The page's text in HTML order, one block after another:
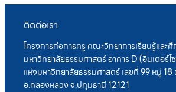
ติดต่อเรา
โครงการก่อการครู คณะวิทยาการเรียนรู้และ
มหาวิทยาลัยธรรมศาสตร์ อาคาร D (อินเตอร์โ
แห่งมหาวิทยาลัยธรรมศาสตร์ เลขที่ 99 หมู่
อ.คลองหลวง จ.ปทุมธานี 12121